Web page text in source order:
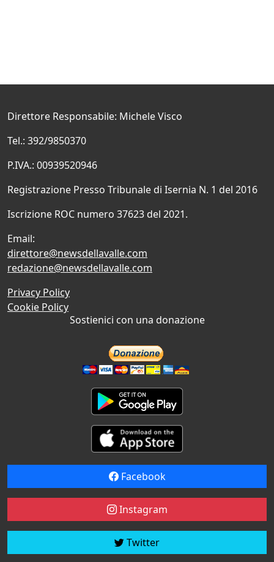
Direttore Responsabile: Michele Visco
Tel.: 392/9850370
P.IVA.: 00939520946
Registrazione Presso Tribunale di Isernia N. 1 del 2016
Iscrizione ROC numero 37623 del 2021.
Email:
direttore@newsdellavalle.com
redazione@newsdellavalle.com
Privacy Policy
Cookie Policy
Sostienici con una donazione
Facebook
Instagram
Twitter